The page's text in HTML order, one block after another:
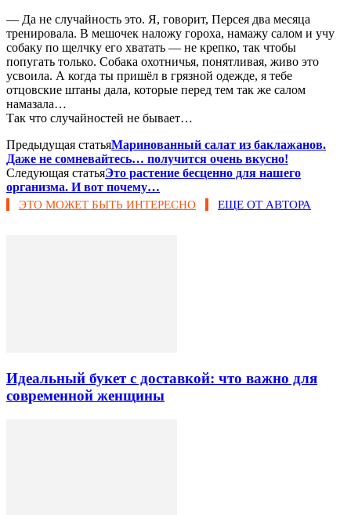
— Да не случайность это. Я, говорит, Персея два месяца
тренировала. В мешочек наложу гороха, намажу салом и учу
собаку по щелчку его хватать — не крепко, так чтобы
попугать только. Собака охотничья, понятливая, живо это
усвоила. А когда ты пришёл в грязной одежде, я тебе
отцовские штаны дала, которые перед тем так же салом
намазала…
Так что случайностей не бывает…
Предыдущая статьяМаринованный салат из баклажанов.
Даже не сомневайтесь… получится очень вкусно!
Следующая статьяЭто растение бесценно для нашего
организма. И вот почему…
ЭТО МОЖЕТ БЫТЬ ИНТЕРЕСНО ЕЩЕ ОТ АВТОРА
Идеальный букет с доставкой: что важно для
современной женщины